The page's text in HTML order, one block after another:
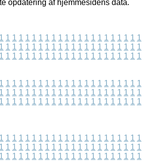
opdatering af hjemmesidens data.
1 1 1 1 1 1 1 1 1 1 1 1 1 1 1 1 1 1 1 1 1 1
1 1 1 1 1 1 1 1 1 1 1 1 1 1 1 1 1 1 1 1 1 1
1 1 1 1 1 1 1 1 1 1 1 1 1 1 1 1 1 1 1 1 1 1
1 1 1 1 1 1 1 1 1 1 1 1 1 1 1 1 1 1 1 1 1 1
1 1 1 1 1 1 1 1 1 1 1 1 1 1 1 1 1 1 1 1 1 1
1 1 1 1 1 1 1 1 1 1 1 1 1 1 1 1 1 1 1 1 1 1
1 1 1 1 1 1 1 1 1 1 1 1 1 1 1 1 1 1 1 1 1 1
1 1 1 1 1 1 1 1 1 1 1 1 1 1 1 1 1 1 1 1 1 1
1 1 1 1 1 1 1 1 1 1 1 1 1 1 1 1 1 1 1 1 1 1